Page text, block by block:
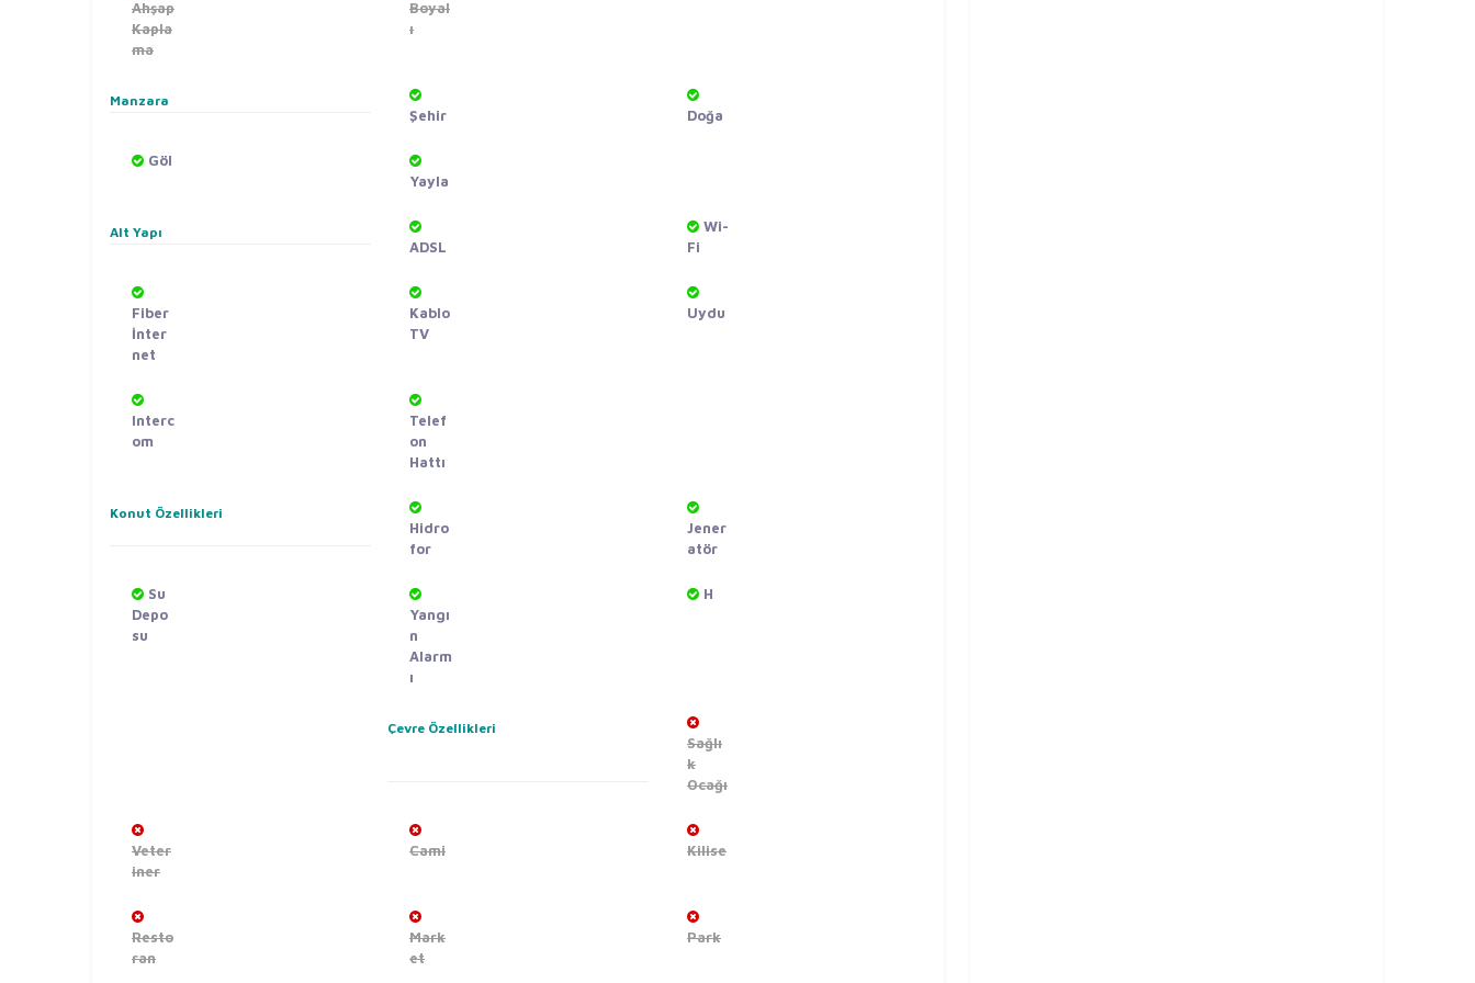
Ahşap
Kapla
ma
Boyal
ı
Manzara
Şehir Doğa
Göl
Yayla
Alt Yapı
ADSL
Wi-
Fi
Fiber
İnter
net
Kablo
TV
Uydu
Interc
om
Telef
on
Hattı
Konut Özellikleri
Hidro
for
Jener
atör
Su
Depo
su
Yangı
n
Alarm
ı
H
Çevre Özellikleri
Sağlı
k
Ocağı
Veter
iner
Cami Kilise
Resto
ran
Mark
et
Park